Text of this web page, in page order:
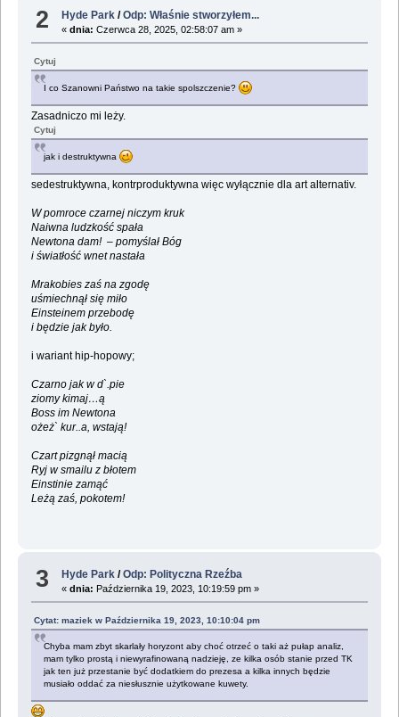
2 Hyde Park /Odp: Właśnie stworzyłem...
«dnia: Czerwca 28, 2025, 02:58:07 am »
Cytuj
I co Szanowni Państwo na takie spolszczenie?
Zasadniczo mi leży.
Cytuj
jak i destruktywna
sedestruktywna, kontrproduktywna więc wyłącznie dla art alternativ.
W pomroce czarnej niczym kruk
Naiwna ludzkość spała
Newtona dam! – pomyślał Bóg
i światłość wnet nastała
Mrakobies zaś na zgodę
uśmiechnął się miło
Einsteinem przebodę
i będzie jak było.
i wariant hip-hopowy;
Czarno jak w d`.pie
ziomy kimaj…ą
Boss im Newtona
ożeż` kur..a, wstają!
Czart pizgnął macią
Ryj w smailu z błotem
Einstinie zamąć
Leżą zaś, pokotem!
3 Hyde Park /Odp: Polityczna Rzeźba
«dnia: Października 19, 2023, 10:19:59 pm »
Cytat: maziek w Października 19, 2023, 10:10:04 pm
Chyba mam zbyt skarlały horyzont aby choć otrzeć o taki aż pułap analiz,
mam tylko prostą i niewyrafinowaną nadzieję, ze kilka osób stanie przed TK
jak ten już przestanie być dodatkiem do prezesa a kilka innych będzie
musiało oddać za niesłusznie użytkowane kuwety.